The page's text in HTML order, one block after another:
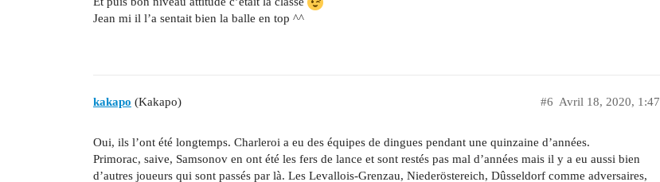
Jean mi il l’a sentait bien la balle en top ^^
kakapo (Kakapo) Avril 18, 2020, 1:47
#6
Oui, ils l’ont été longtemps. Charleroi a eu des équipes de dingues pendant une quinzaine d’années.
Primorac, saive, Samsonov en ont été les fers de lance et sont restés pas mal d’années mais il y a eu aussi bien
d’autres joueurs qui sont passés par là. Les Levallois-Grenzau, Niederöstereich, Dûsseldorf comme adversaires,